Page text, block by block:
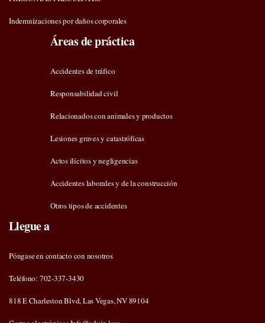
Indemnizaciones por daños corporales
Áreas de práctica
Accidentes de tráfico
Responsabilidad civil
Relacionados con animales y productos
Lesiones graves y catastróficas
Actos ilícitos y negligencias
Accidentes laborales y de la construcción
Otros tipos de accidentes
Llegue a
Póngase en contacto con nosotros
Teléfono: 702-337-3430
818 E Charleston Blvd, Las Vegas, NV 89104